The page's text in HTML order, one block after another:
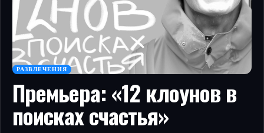
РАЗВЛЕЧЕНИЯ
Премьера: «12 клоунов в
поисках счастья»